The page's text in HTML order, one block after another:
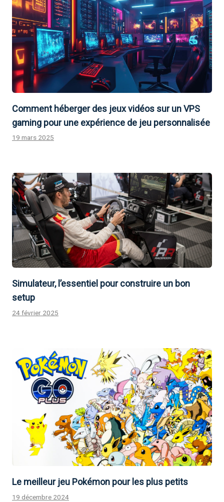
Comment héberger des jeux vidéos sur un VPS
gaming pour une expérience de jeu personnalisée
19 mars 2025
Simulateur, l’essentiel pour construire un bon
setup
24 février 2025
Le meilleur jeu Pokémon pour les plus petits
19 décembre 2024